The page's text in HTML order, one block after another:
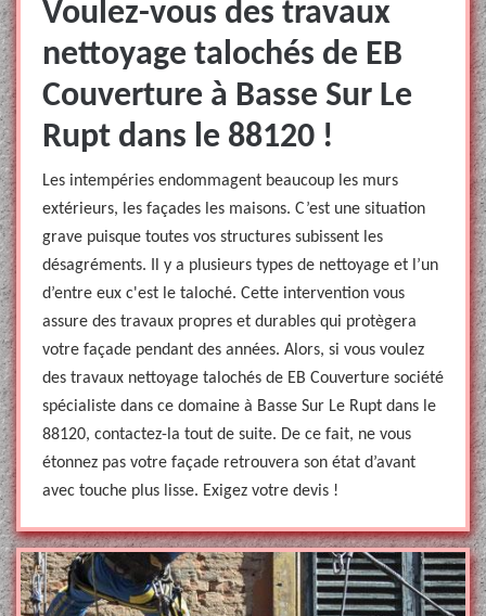
Voulez-vous des travaux
nettoyage talochés de EB
Couverture à Basse Sur Le
Rupt dans le 88120 !
Les intempéries endommagent beaucoup les murs
extérieurs, les façades les maisons. C’est une situation
grave puisque toutes vos structures subissent les
désagréments. Il y a plusieurs types de nettoyage et l’un
d’entre eux c'est le taloché. Cette intervention vous
assure des travaux propres et durables qui protègera
votre façade pendant des années. Alors, si vous voulez
des travaux nettoyage talochés de EB Couverture société
spécialiste dans ce domaine à Basse Sur Le Rupt dans le
88120, contactez-la tout de suite. De ce fait, ne vous
étonnez pas votre façade retrouvera son état d’avant
avec touche plus lisse. Exigez votre devis !